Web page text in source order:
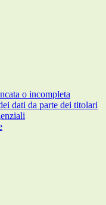
o incompleta
dati da parte dei titolari